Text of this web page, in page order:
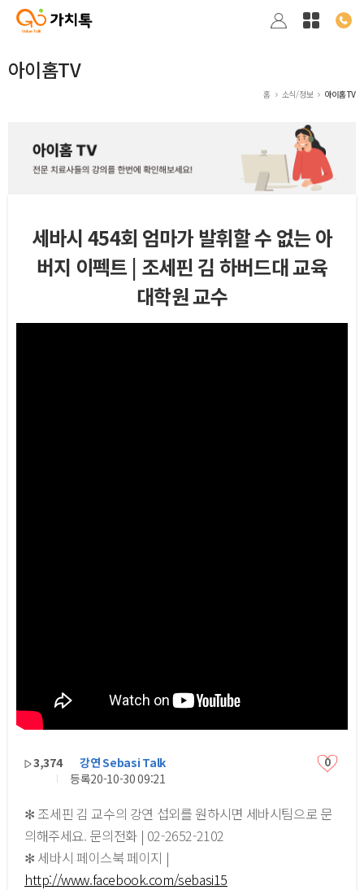
아이홈TV
홈 소식/정보 아이홈TV
세바시 454회 엄마가 발휘할 수 없는 아
버지 이펙트 | 조세핀 김 하버드대 교육
대학원 교수
3,374
강연 Sebasi Talk
등록20-10-30 09:21
0
✻ 조세핀 김 교수의 강연 섭외를 원하시면 세바시팀으로 문
의해주세요. 문의전화 | 02-2652-2102
✻ 세바시 페이스북 페이지 |
http://www.facebook.com/sebasi15